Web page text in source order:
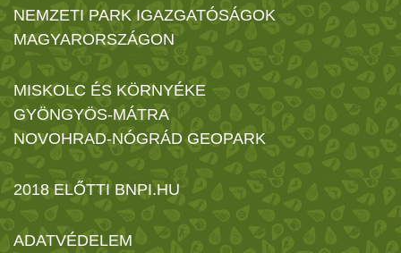
NEMZETI PARK IGAZGATÓSÁGOK
MAGYARORSZÁGON
MISKOLC ÉS KÖRNYÉKE
GYÖNGYÖS-MÁTRA
NOVOHRAD-NÓGRÁD GEOPARK
2018 ELŐTTI BNPI.HU
ADATVÉDELEM